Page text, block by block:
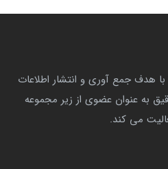
مرجع حقوقی ایران از سال 1394 با هدف جمع آوری و انتشار اطلاعات
به عنوان عضوی از زیر مجموعه
می کند.